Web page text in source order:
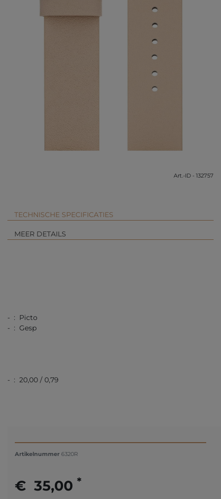
Art.-ID - 132757
TECHNISCHE SPECIFICATIES
MEER DETAILS
- : Picto
- : Gesp
- : 20,00 / 0,79
Artikelnummer 6320R
€ 35,00 *